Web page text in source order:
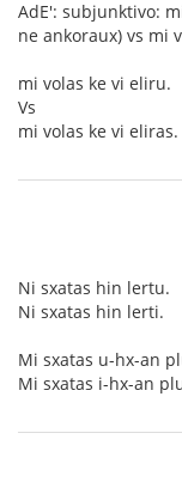
AdE': subjunktivo:
ne ankoraux) vs mi
mi volas ke vi eliru.
Vs
mi volas ke vi eliras.
Ni sxatas hin lertu.
Ni sxatas hin lerti.
Mi sxatas u-hx-an
Mi sxatas i-hx-an